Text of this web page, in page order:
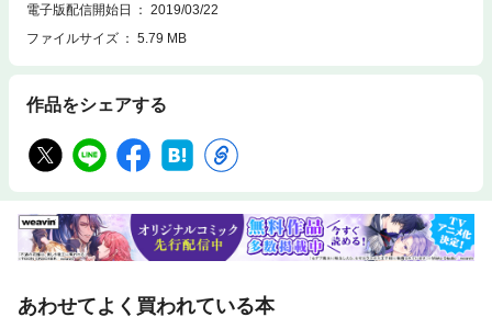
電子版配信開始日
2019/03/22
ファイルサイズ
5.79 MB
作品をシェアする
あわせてよく買われている本